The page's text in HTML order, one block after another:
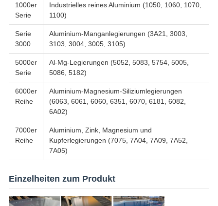
1000er
Serie
Industrielles reines Aluminium (1050, 1060, 1070,
1100)
Serie
3000
Aluminium-Manganlegierungen (3A21, 3003,
3103, 3004, 3005, 3105)
5000er
Serie
Al-Mg-Legierungen (5052, 5083, 5754, 5005,
5086, 5182)
6000er
Reihe
Aluminium-Magnesium-Siliziumlegierungen
(6063, 6061, 6060, 6351, 6070, 6181, 6082,
6A02)
7000er
Reihe
Aluminium, Zink, Magnesium und
Kupferlegierungen (7075, 7A04, 7A09, 7A52,
7A05)
Einzelheiten zum Produkt